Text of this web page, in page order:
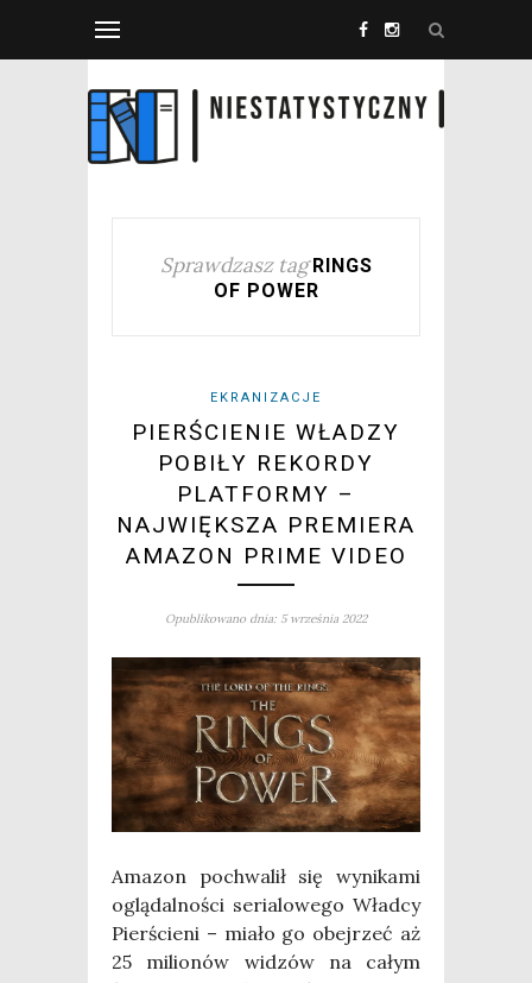
Sprawdzasz tag RINGS
OF POWER
EKRANIZACJE
PIERŚCIENIE WŁADZY
POBIŁY REKORDY
PLATFORMY –
NAJWIĘKSZA PREMIERA
AMAZON PRIME VIDEO
Opublikowano dnia: 5 września 2022
Ama­zon pochwa­lił się wyni­ka­mi
oglą­dal­no­ści seria­lo­we­go Wład­cy
Pier­ście­ni – mia­ło go obej­rzeć aż
25 milio­nów widzów na całym